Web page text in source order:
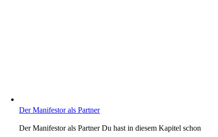
Der Manifestor als Partner
Der Manifestor als Partner Du hast in diesem Kapitel schon